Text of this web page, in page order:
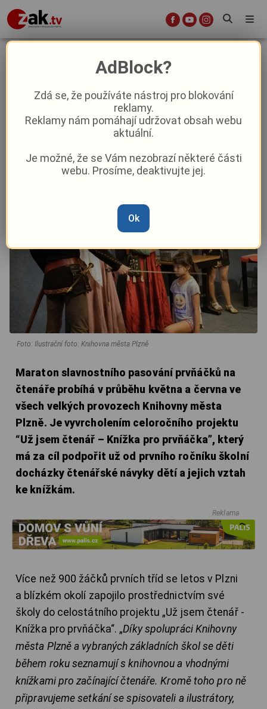
Z prvňáčků jsou rytíři Řádu
čtenářského
25. 5. 2024|15:23
Foto: Ilustrační foto: Knihovna města Plzně
Maraton slavnostního pasování prvňáčků na
čtenáře probíhá v průběhu května a června ve
všech velkých provozech Knihovny města
Plzně. Je vyvrcholením celoročního projektu
“Už jsem čtenář – Knížka pro prvňáčka”, který
má za cíl podpořit už od prvního ročníku školní
docházky čtenářské návyky dětí a jejich vztah
ke knížkám.
Reklama
Více než 900 žáčků prvních tříd se letos v Plzni
a blízkém okolí zapojilo prostřednictvím své
školy do celostátního projektu „Už jsem čtenář -
Knížka pro prvňáčka“. „Díky spolupráci Knihovny
města Plzně a vybraných základních škol se děti
během roku seznamují s knihovnou a vhodnými
knížkami pro začínající čtenáře. Kromě toho pro ně
připravujeme setkání se spisovateli a ilustrátory,
AdBlock?
Zdá se, že používáte nástroj pro blokování
reklamy.
Reklamy nám pomáhají udržovat obsah webu
aktuální.
Je možné, že se Vám nezobrazí některé části
webu. Prosíme, deaktivujte jej.
Ok